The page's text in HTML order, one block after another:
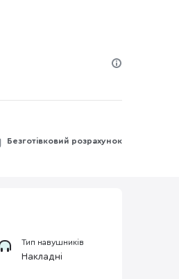
Безготівковий розрахунок
Тип навушників
Накладні